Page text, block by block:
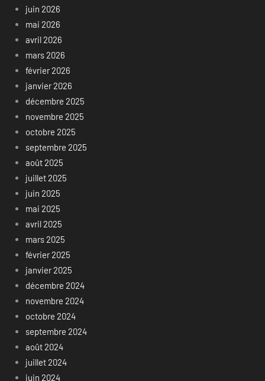
juin 2026
mai 2026
avril 2026
mars 2026
février 2026
janvier 2026
décembre 2025
novembre 2025
octobre 2025
septembre 2025
août 2025
juillet 2025
juin 2025
mai 2025
avril 2025
mars 2025
février 2025
janvier 2025
décembre 2024
novembre 2024
octobre 2024
septembre 2024
août 2024
juillet 2024
juin 2024